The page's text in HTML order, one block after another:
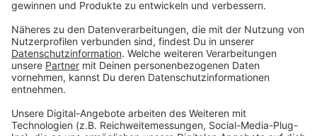
nur schleppend. Präsident Andreas Ehlert warnte: „Von
2026 auf eine Stagnation oder sogar ein leichtes
Minus hinauslaufen.“ Auch die Beschäftigtenzahlen
dürften - bedingt durch die Demografie - leicht sinken,
um etwa 1,5 Prozent.
Anzeige